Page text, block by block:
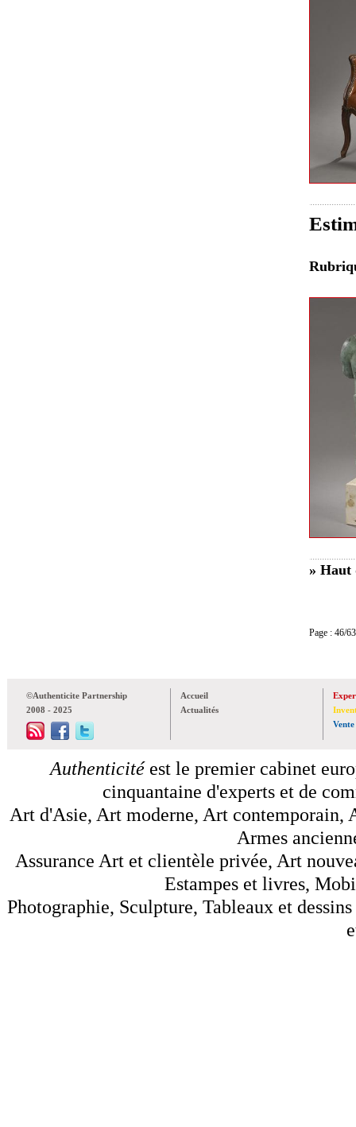
» Haut
Page :
©Authenticite Partnership
2008 - 2025
Accueil
Actualités
Vente
Authenticitéest le premier cabinet
cinquantaine d'experts et de
Art d'Asie, Art moderne, Art contemporain,
Armes
Assurance Art et clientèle privée, Art
Estampes et livres,
Photographie, Sculpture, Tableaux et